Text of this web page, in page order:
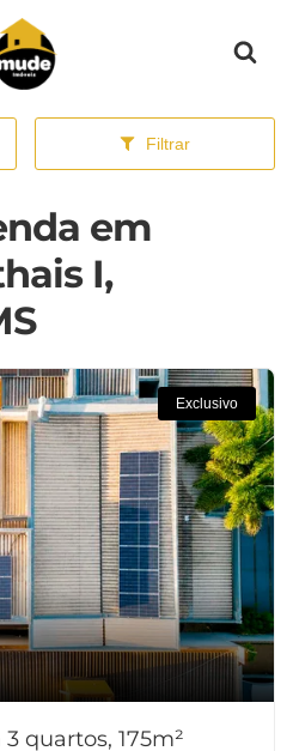
inicial
Filtrar
em
I,
Exclusivo
quartos, 175m²